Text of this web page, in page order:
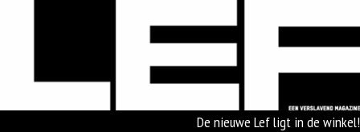
De nieuwe Lef ligt in de winkel!